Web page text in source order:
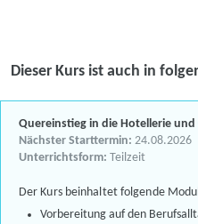
Dieser Kurs ist auch in
Quereinstieg in die Hotellerie
Nächster Starttermin: 24.08.2026
Unterrichtsform: Teilzeit
Der Kurs beinhaltet folgende
Vorbereitung auf den